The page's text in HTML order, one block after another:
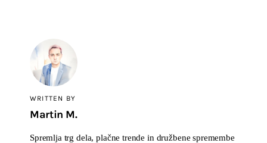
WRITTEN BY
Martin M.
Spremlja trg dela, plačne trende in družbene spremembe